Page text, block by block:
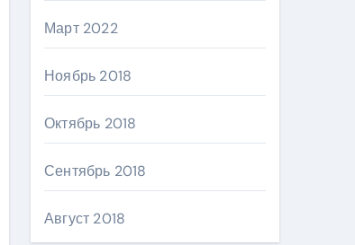
Март 2022
Ноябрь 2018
Октябрь 2018
Сентябрь 2018
Август 2018